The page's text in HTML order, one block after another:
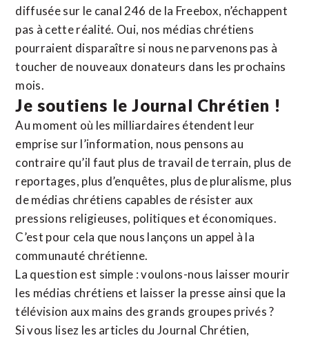
diffusée sur le canal 246 de la Freebox, n’échappent
pas à cette réalité. Oui, nos médias chrétiens
pourraient disparaître si nous ne parvenons pas à
toucher de nouveaux donateurs dans les prochains
mois.
Je soutiens le Journal Chrétien !
Au moment où les milliardaires étendent leur
emprise sur l’information, nous pensons au
contraire qu’il faut plus de travail de terrain, plus de
reportages, plus d’enquêtes, plus de pluralisme, plus
de médias chrétiens capables de résister aux
pressions religieuses, politiques et économiques.
C’est pour cela que nous lançons un appel à la
communauté chrétienne.
La question est simple : voulons-nous laisser mourir
les médias chrétiens et laisser la presse ainsi que la
télévision aux mains des grands groupes privés ?
Si vous lisez les articles du Journal Chrétien,